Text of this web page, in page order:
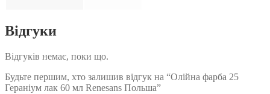
Відгуки
Відгуків немає, поки що.
Будьте першим, хто залишив відгук на “Олійна фарба 25
Гераніум лак 60 мл Renesans Польша”